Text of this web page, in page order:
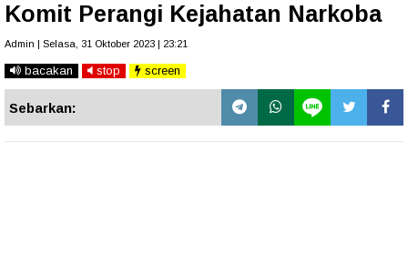
Komit Perangi Kejahatan Narkoba
Admin | Selasa, 31 Oktober 2023 | 23:21
bacakan stop screen
Sebarkan: